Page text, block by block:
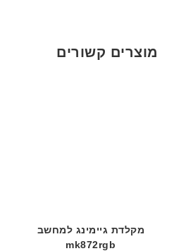
מוצרים קשורים
מקלדת גיימינג למחשב
mk872rgb